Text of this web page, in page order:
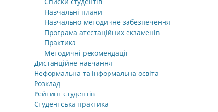
Навчальні плани
Навчально-методичне забезпечення
Програма атестаційних екзаменів
Практика
Методичні рекомендації
Дистанційне навчання
Неформальна та інформальна освіта
Розклад
Рейтинг студентів
Студентська практика